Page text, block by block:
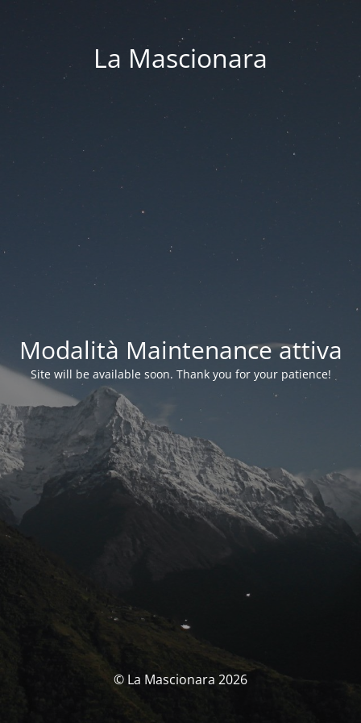
La Mascionara
Modalità Maintenance attiva
Site will be available soon. Thank you for your patience!
© La Mascionara 2026